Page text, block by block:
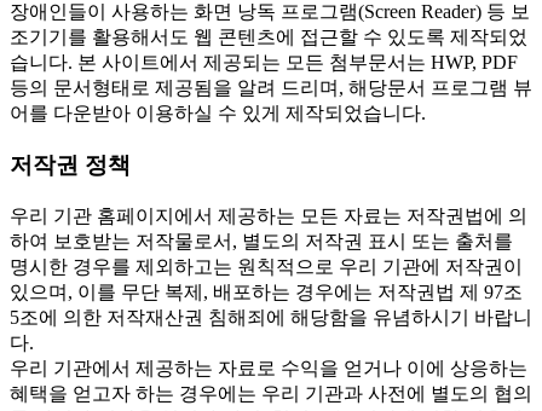
장애인들이 사용하는 화면 낭독 프로그램(Screen Reader) 등 보
조기기를 활용해서도 웹 콘텐츠에 접근할 수 있도록 제작되었
습니다. 본 사이트에서 제공되는 모든 첨부문서는 HWP, PDF
등의 문서형태로 제공됨을 알려 드리며, 해당문서 프로그램 뷰
어를 다운받아 이용하실 수 있게 제작되었습니다.
저작권 정책
우리 기관 홈페이지에서 제공하는 모든 자료는 저작권법에 의
하여 보호받는 저작물로서, 별도의 저작권 표시 또는 출처를
명시한 경우를 제외하고는 원칙적으로 우리 기관에 저작권이
있으며, 이를 무단 복제, 배포하는 경우에는 저작권법 제 97조
5조에 의한 저작재산권 침해죄에 해당함을 유념하시기 바랍니
다.
우리 기관에서 제공하는 자료로 수익을 얻거나 이에 상응하는
혜택을 얻고자 하는 경우에는 우리 기관과 사전에 별도의 협의